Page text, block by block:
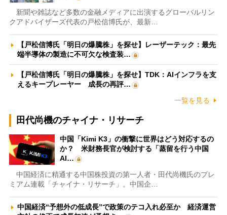
新聞や雑誌など多数の金融メディアに出演するグローバルリン
クアドバイザーズ代表の戸松信博氏が、最新…
【戸松信博氏「明日の爆騰株」を探せ】レーザーテック：最先
端半導体の製造に不可欠な検査装…
【戸松信博氏「明日の爆騰株」を探せ】TDK：AIインフラを支
えるキープレーヤー 成長の再評…
一覧を見る
田代尚機のチャイナ・リサーチ
中国「Kimi K3」の衝撃に世界はどう対応するの
か？ 米財務長官が検討する「蒸留を行う中国
AI…
中国経済に精通する中国株投資の第一人者・田代尚機氏のプレ
ミアム連載「チャイナ・リサーチ」。中国企…
中国経済“予想外の低成長”で政策のテコ入れ必至か 経済運営